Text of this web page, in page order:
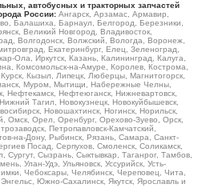
автобусных и тракторных запчастей
России: Ангарск, Арзамас, Армавир,
Балашиха, Барнаул, Белгород, Березники,
Великий Новгород, Владивосток,
Волгодонск, Волжский, Вологда, Воронеж,
Екатеринбург, Елец, Зеленоград,
Ола, Иркутск, Казань, Калининград, Калуга,
Комсомольск-на-Амуре, Королев, Кострома,
Кызыл, Липецк, Люберцы, Магнитогорск,
Муром, Мытищи, Набережные Челны,
Нефтекамск, Нефтеюганск, Нижневартовск,
Тагил, Новокузнецк, Новокуйбышевск,
Новошахтинск, Ногинск, Норильск,
Омск, Орел, Оренбург, Орехово-Зуево, Орск,
Петропавловск-Камчатский,
на-Дону, Рыбинск, Рязань, Самара, Санкт-
Посад, Серпухов, Смоленск, Соликамск,
Сургут, Сызрань, Сыктывкар, Таганрог, Тамбов,
Улан-Удэ, Ульяновск, Уссурийск, Усть-
Чебоксары, Челябинск, Череповец, Чита,
Южно-Сахалинск, Якутск, Ярославль и